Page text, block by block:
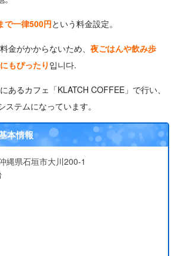
で一律500円という料金設定。
金がかからないため、 夜ごはんや飲み歩
もぴったり 입니다.
あるカフェ「KLATCH COFFEE」で行い、
テムになっています。
本情報
縄県石垣市大川200-1